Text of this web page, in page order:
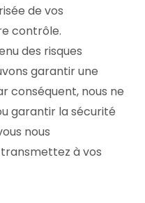
de vos
contrôle.
des risques
garantir une
conséquent, nous ne
garantir la sécurité
nous
à vos